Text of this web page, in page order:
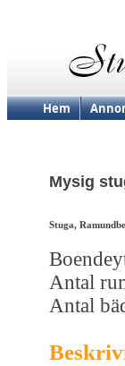
Hem
Mysig
Stuga,
Antal
Antal